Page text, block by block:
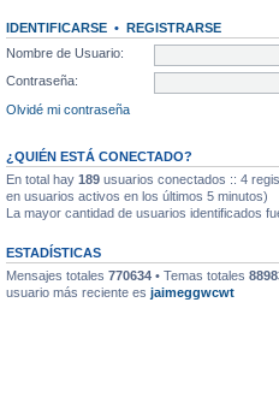
IDENTIFICARSE • REGISTRARSE
Nombre de Usuario:
Contraseña:
Olvidé mi contraseña
¿QUIÉN ESTÁ CONECTADO?
En total hay 189 usuarios conectados :: 4
en usuarios activos en los últimos 5 minutos)
La mayor cantidad de usuarios identificados
ESTADÍSTICAS
Mensajes totales 770634 • Temas totales
usuario más reciente es jaimeggwcwt